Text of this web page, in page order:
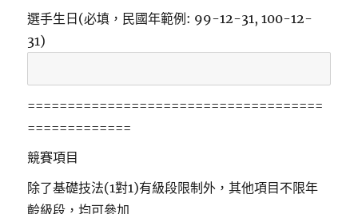
選手生日(必填，民國年範例: 99-12-31, 100-12-
31)
=====================================
=============
競賽項目
除了基礎技法(1對1)有級段限制外，其他項目不限年
齡級段，均可參加